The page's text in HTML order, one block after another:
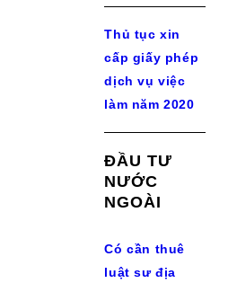
Thủ tục xin
cấp giấy phép
dịch vụ việc
làm năm 2020
ĐẦU TƯ
NƯỚC
NGOÀI
Có cần thuê
luật sư địa